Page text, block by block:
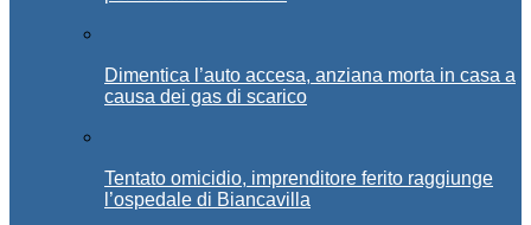
Dimentica l’auto accesa, anziana morta in casa a
causa dei gas di scarico
Tentato omicidio, imprenditore ferito raggiunge
l’ospedale di Biancavilla